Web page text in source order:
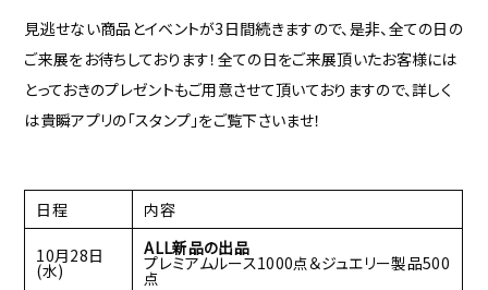
見逃せない商品とイベントが3日間続きますので、是非、全ての日の
ご来展をお待ちしております！全ての日をご来展頂いたお客様には
とっておきのプレゼントもご用意させて頂いておりますので、詳しく
は貴瞬アプリの「スタンプ」をご覧下さいませ！
日程 内容
10月28日
(水)
ALL新品の出品
プレミアムルース1000点＆ジュエリー製品500
点